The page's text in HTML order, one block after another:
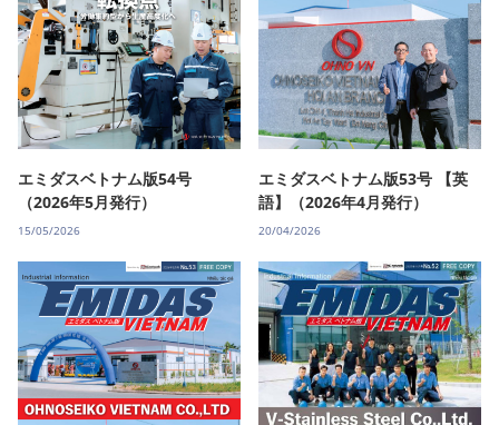
エミダスベトナム版54号
（2026年5月発行）
15/05/2026
エミダスベトナム版53号 【英
語】（2026年4月発行）
20/04/2026